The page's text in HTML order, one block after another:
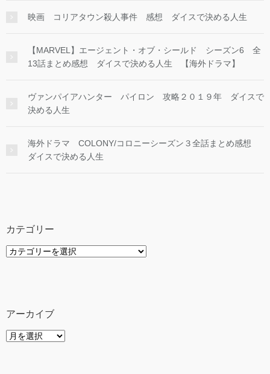
映画 コリアタウン殺人事件 感想 ダイスで決める人生
【MARVEL】エージェント・オブ・シールド シーズン6 全
13話まとめ感想 ダイスで決める人生 【海外ドラマ】
ヴァンパイアハンター パイロン 攻略２０１９年 ダイスで
決める人生
海外ドラマ COLONY/コロニーシーズン３全話まとめ感想
ダイスで決める人生
カテゴリー
カ
アーカイブ
ア